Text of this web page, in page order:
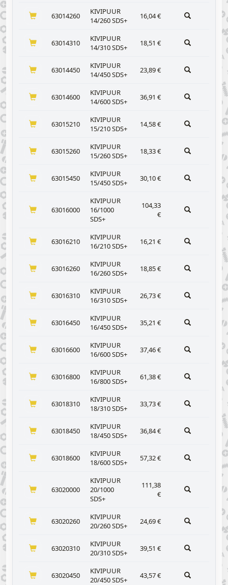
63014260
KIVIPUUR
14/260 SDS+
16,04€
63014310
KIVIPUUR
14/310 SDS+
18,51 €
63014450
KIVIPUUR
14/450 SDS+
23,89€
63014600
KIVIPUUR
14/600 SDS+
36,91 €
63015210
KIVIPUUR
15/210 SDS+
14,58€
63015260
KIVIPUUR
15/260 SDS+
18,33€
63015450
KIVIPUUR
15/450 SDS+
30,10€
63016000
KIVIPUUR
16/1000
SDS+
104,33
€
63016210
KIVIPUUR
16/210 SDS+
16,21 €
63016260
KIVIPUUR
16/260 SDS+
18,85€
63016310
KIVIPUUR
16/310 SDS+
26,73€
63016450
KIVIPUUR
16/450 SDS+
35,21 €
63016600
KIVIPUUR
16/600 SDS+
37,46€
63016800
KIVIPUUR
16/800 SDS+
61,38€
63018310
KIVIPUUR
18/310 SDS+
33,73€
63018450
KIVIPUUR
18/450 SDS+
36,84€
63018600
KIVIPUUR
18/600 SDS+
57,32€
63020000
KIVIPUUR
20/1000
SDS+
111,38
€
63020260
KIVIPUUR
20/260 SDS+
24,69€
63020310
KIVIPUUR
20/310 SDS+
39,51 €
63020450
KIVIPUUR
20/450 SDS+
43,57€